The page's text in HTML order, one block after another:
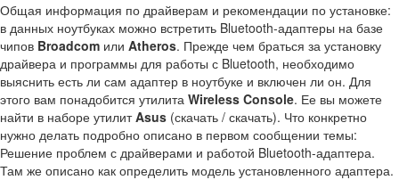
Общая информация по драйверам и рекомендации по установке:
в данных ноутбуках можно встретить Bluetooth-адаптеры на базе
чипов Broadcom или Atheros. Прежде чем браться за установку
драйвера и программы для работы с Bluetooth, необходимо
выяснить есть ли сам адаптер в ноутбуке и включен ли он. Для
этого вам понадобится утилита Wireless Console. Ее вы можете
найти в наборе утилитAsus (скачать / скачать). Что конкретно
нужно делать подробно описано в первом сообщении темы:
Решение проблем с драйверами и работой Bluetooth-адаптера.
Там же описано как определить модель установленного адаптера.